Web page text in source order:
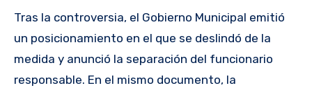
Tras la controversia, el Gobierno Municipal emitió
un posicionamiento en el que se deslindó de la
medida y anunció la separación del funcionario
responsable. En el mismo documento, la